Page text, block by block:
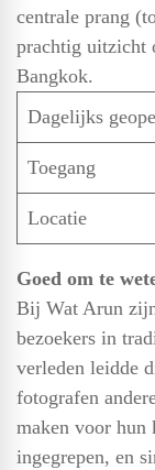
centrale prang
prachtig uitzicht
Bangkok.
Dagelijks
Toegang
Locatie
Goed om te
Bij Wat Arun
bezoekers in
verleden leidde
fotografen
maken voor hun
ingegrepen, en